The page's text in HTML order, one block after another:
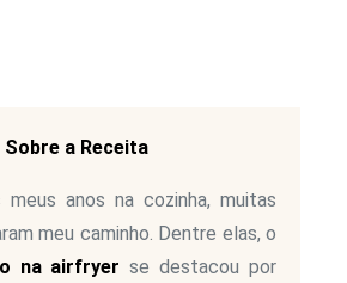
a Receita
anos na cozinha, muitas
meu caminho. Dentre elas, o
na airfryer se destacou por